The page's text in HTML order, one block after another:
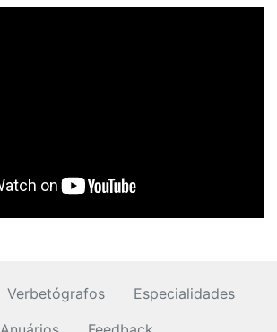
Verbetógrafos
Especialidades